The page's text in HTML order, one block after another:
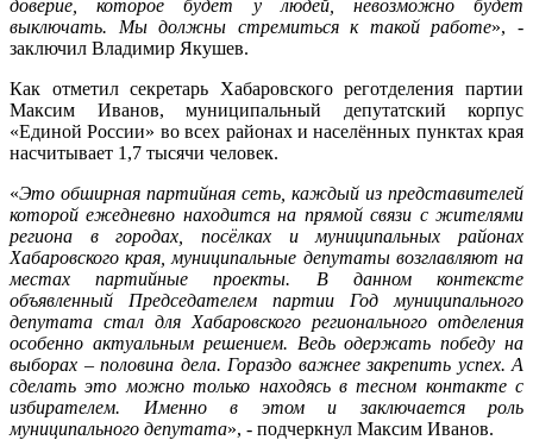
доверие, которое будет у людей, невозможно будет
выключать. Мы должны стремиться к такой работе», -
заключил Владимир Якушев.
Как отметил секретарь Хабаровского реготделения партии
Максим Иванов, муниципальный депутатский корпус
«Единой России» во всех районах и населённых пунктах края
насчитывает 1,7 тысячи человек.
«Это обширная партийная сеть, каждый из представителей
которой ежедневно находится на прямой связи с жителями
региона в городах, посёлках и муниципальных районах
Хабаровского края, муниципальные депутаты возглавляют на
местах партийные проекты. В данном контексте
объявленный Председателем партии Год муниципального
депутата стал для Хабаровского регионального отделения
особенно актуальным решением. Ведь одержать победу на
выборах – половина дела. Гораздо важнее закрепить успех. А
сделать это можно только находясь в тесном контакте с
избирателем. Именно в этом и заключается роль
муниципального депутата», - подчеркнул Максим Иванов.